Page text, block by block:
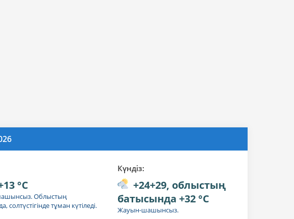
°C
Облыстың
солтүстігінде тұман күтіледі.
Күндiз:
+24+29, облыстың
батысында +32 °C
Жауын-шашынсыз.